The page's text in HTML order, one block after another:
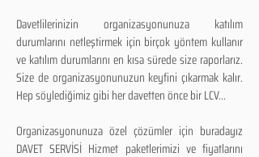
Davetlilerinizin organizasyonunuza katılım
durumlarını netleştirmek için birçok yöntem kullanır
ve katılım durumlarını en kısa sürede size raporlarız.
Size de organizasyonunuzun keyfini çıkarmak kalır.
Hep söylediğimiz gibi her davetten önce bir LCV...
Organizasyonunuza özel çözümler için buradayız
DAVET SERVİSİ Hizmet paketlerimizi ve fiyatlarını